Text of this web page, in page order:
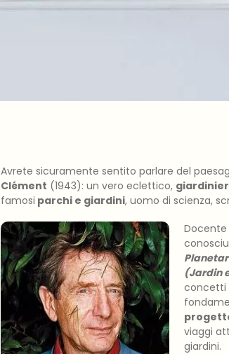
Avrete sicuramente sentito parlare del
Clément (1943): un vero eclettico,
famosi parchi e giardini, uomo di scienza,
Docente
(Jardin
concetti
viaggi
giardini.